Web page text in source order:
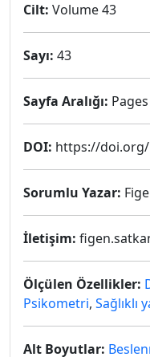
Cilt: Volume 43
Sayı: 43
Sayfa Aralığı:
DOI: https://doi.org/
Sorumlu Yazar:
İletişim:
Ölçülen Özellikler:
Psikometri, Sağlıklı
Alt Boyutlar: